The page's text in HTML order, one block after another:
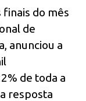
do mês
de
anunciou a
de toda a
resposta